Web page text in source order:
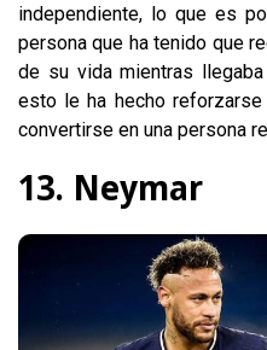
independiente, lo que es
persona que ha tenido que
de su vida mientras
esto le ha hecho
convertirse en una persona
13. Neymar